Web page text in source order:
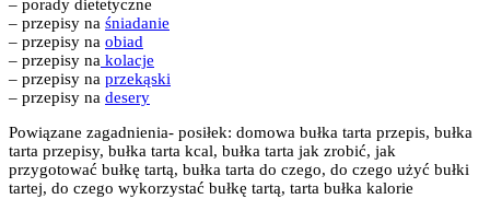
– porady dietetyczne
– przepisy na śniadanie
– przepisy na obiad
– przepisy na kolacje
– przepisy na przekąski
– przepisy na desery
Powiązane zagadnienia- posiłek: domowa bułka tarta przepis, bułka
tarta przepisy, bułka tarta kcal, bułka tarta jak zrobić, jak
przygotować bułkę tartą, bułka tarta do czego, do czego użyć bułki
tartej, do czego wykorzystać bułkę tartą, tarta bułka kalorie